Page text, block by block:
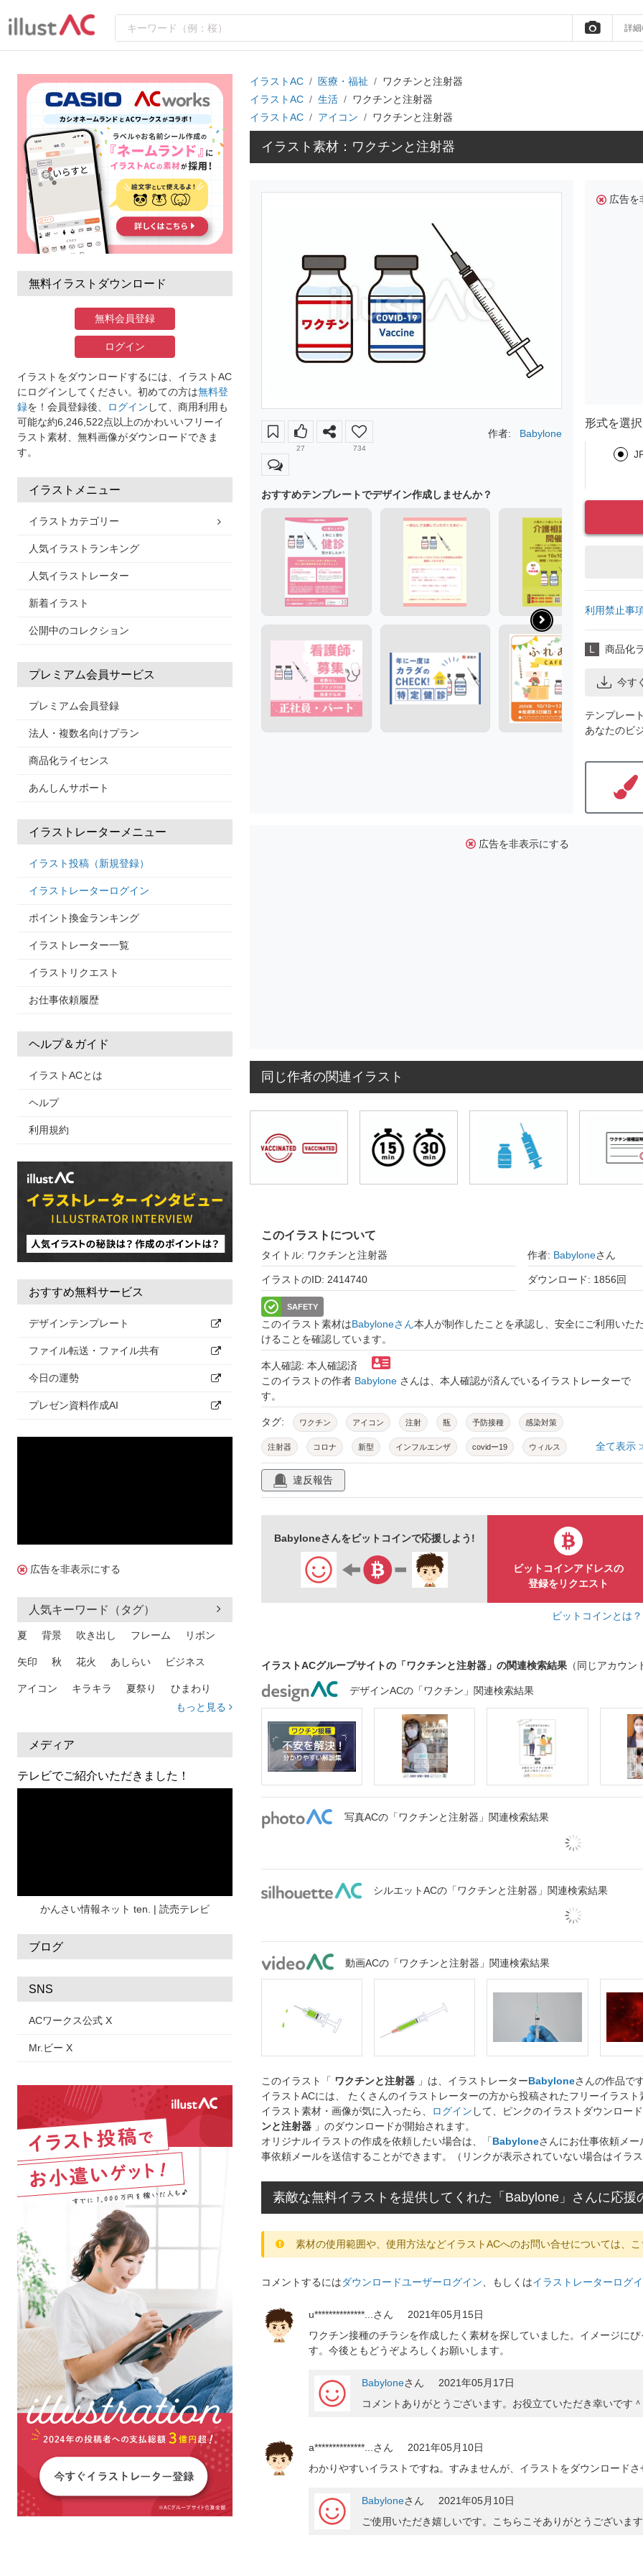
詳細
無料イラストダウンロード
無料会員登録
ログイン
イラストをダウンロードするには、イラストAC
にログインしてください。初めての方は無料登
録を！会員登録後、 ログイン して、商用利用も
可能な約6,246,522点以上のかわいいフリーイ
ラスト素材、無料画像がダウンロードできま
す。
イラストメニュー
イラストカテゴリー
人気イラストランキング
人気イラストレーター
新着イラスト
公開中のコレクション
プレミアム会員サービス
プレミアム会員登録
法人・複数名向けプラン
商品化ライセンス
あんしんサポート
イラストレーターメニュー
イラスト投稿（新規登録）
イラストレーターログイン
ポイント換金ランキング
イラストレーター一覧
イラストリクエスト
お仕事依頼履歴
ヘルプ＆ガイド
イラストACとは
ヘルプ
利用規約
おすすめ無料サービス
デザインテンプレート
ファイル転送・ファイル共有
今日の運勢
プレゼン資料作成AI
広告を非表示にする
人気キーワード（タグ）
夏 背景 吹き出し フレーム リボン
矢印 秋 花火 あしらい ビジネス
アイコン キラキラ 夏祭り ひまわり
熱中症
人物 暑中見舞い
日本地図 海
もっと見る
メディア
テレビでご紹介いただきました！
かんさい情報ネット ten. | 読売テレビ
ブログ
SNS
ACワークス公式 X
Mr.ビー X
イラストAC 医療・福祉
ワクチンと注射器
イラストAC
生活
ワクチンと注射器
イラストAC
アイコン ワクチンと注射器
イラスト素材：ワクチンと注射器
27 734
作者: Babylone
おすすめテンプレートでデザイン作成しませんか？
広告を
形式を選
利用禁止事
L 商品化
今す
テンプレー
あなたのビ
広告を非表示にする
同じ作者の関連イラスト
このイラストについて
タイトル: ワクチンと注射器 作者: Babyloneさん
イラストのID: 2414740 ダウンロード: 1856回
SAFETY
このイラスト素材はBabyloneさん本人が制作したことを承認し、安全にご利用いた
けることを確認しています。
本人確認: 本人確認済
このイラストの作者 Babylone さんは、本人確認が済んでいるイラストレーターで
す。
タグ: ワクチン アイコン 注射 瓶 予防接種 感染対策
注射器 コロナ 新型 インフルエンザ covidー19 ウィルス
感染 予防 注射針
病院 風邪
全て表示
違反報告
Babyloneさんをビットコインで応援しよう!
ビットコインアドレスの
登録をリクエスト
ビットコインとは
イラストACグループサイトの「ワクチンと注射器」の関連検索結果 （同じアカウ
デザインACの「ワクチン」関連検索結果
写真ACの「ワクチンと注射器」関連検索結果
シルエットACの「ワクチンと注射器」関連検索結果
動画ACの「ワクチンと注射器」関連検索結果
このイラスト「 ワクチンと注射器 」は、イラストレーターBabyloneさんの作品で
イラストACには、 たくさんのイラストレーターの方から投稿されたフリーイラス
イラスト素材・画像が気に入ったら、
ログイン して、ピンクのイラストダウンロー
ンと注射器 」のダウンロードが開始されます。
オリジナルイラストの作成を依頼したい場合は、「Babyloneさんにお仕事依頼メ
事依頼メールを送信することができます。（リンクが表示されていない場合はイラ
素敵な無料イラストを提供してくれた「Babylone」さんに応援
素材の使用範囲や、使用方法などイラストACへのお問い合せについては、
コメントするにはダウンロードユーザーログイン 、もしくはイラストレーターログ
u**************... さん
2021年05月15日
ワクチン接種のチラシを作成したく素材を探していました。イメージに
す。今後ともどうぞよろしくお願いします。
Babyloneさん
2021年05月17日
コメントありがとうございます。お役立ていただき幸いです
a**************... さん
2021年05月10日
わかりやすいイラストですね。すみませんが、イラストをダウンロード
Babyloneさん
2021年05月10日
ご使用いただき嬉しいです。こちらこそありがとうございま